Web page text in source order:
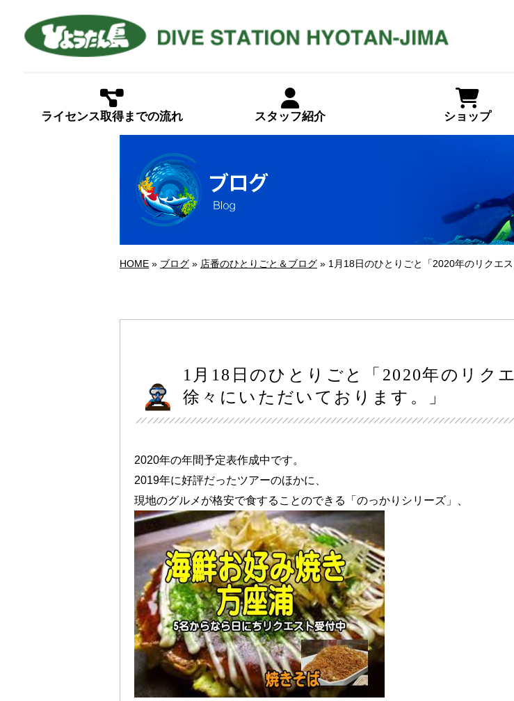
ライセンス取得までの流れ スタッフ紹介 ショップ
HOME » ブログ » 店番のひとりごと＆ブログ » 1月18日のひとりごと「2020年のリクエ
1月18日のひとりごと「2020年のリク
徐々にいただいております。」
2020年の年間予定表作成中です。
2019年に好評だったツアーのほかに、
現地のグルメが格安で食することのできる「のっかりシリーズ」、